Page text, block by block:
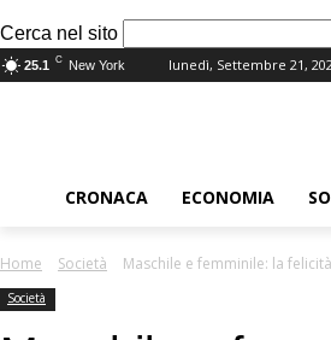
your password
Cerca nel sito
25.1 C New York lunedì, Settembre 21,
CRONACA ECONOMIA
Home Società Maschile e femminile: la
Società